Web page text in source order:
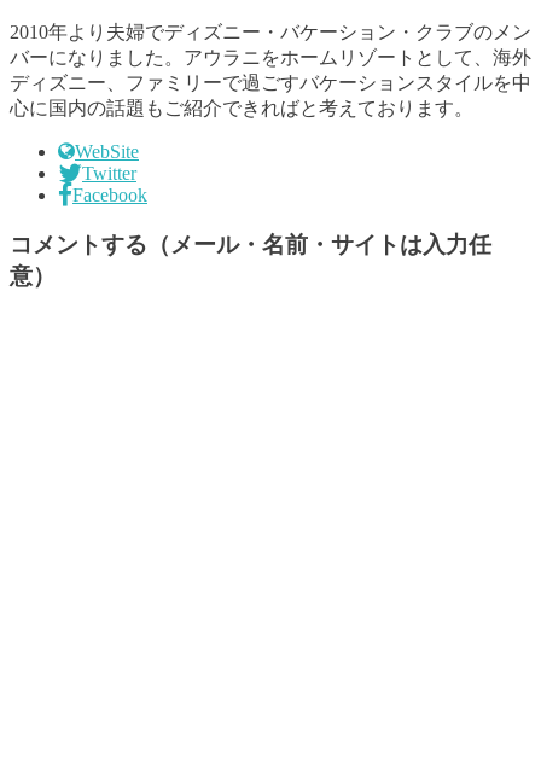
2010年より夫婦でディズニー・バケーション・クラブのメン
バーになりました。アウラニをホームリゾートとして、海外
ディズニー、ファミリーで過ごすバケーションスタイルを中
心に国内の話題もご紹介できればと考えております。
WebSite
Twitter
Facebook
コメントする（メール・名前・サイトは入力任
意）